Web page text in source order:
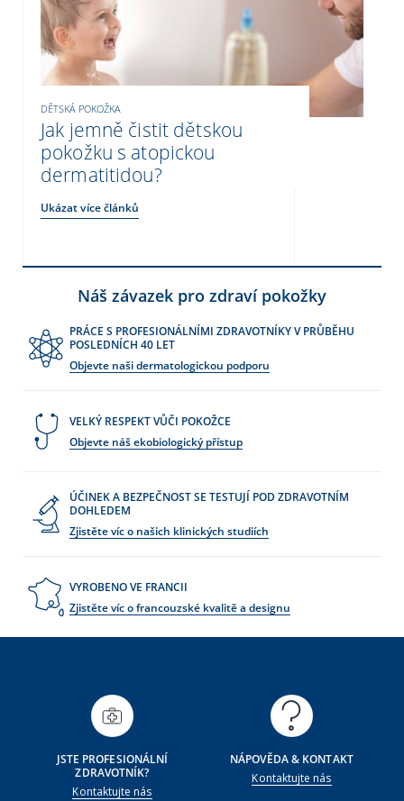
DĚTSKÁ POKOŽKA
Jak jemně čistit dětskou
pokožku s atopickou
dermatitidou?
Ukázat více článků
Náš závazek pro zdraví pokožky
PRÁCE S PROFESIONÁLNÍMI ZDRAVOTNÍKY V PRŮBĚHU
POSLEDNÍCH 40 LET
Objevte naši dermatologickou podporu
VELKÝ RESPEKT VŮČI POKOŽCE
Objevte náš ekobiologický přístup
ÚČINEK A BEZPEČNOST SE TESTUJÍ POD ZDRAVOTNÍM
DOHLEDEM
Zjistěte víc o našich klinických studiích
VYROBENO VE FRANCII
Zjistěte víc o francouzské kvalitě a designu
JSTE PROFESIONÁLNÍ
ZDRAVOTNÍK?
Kontaktujte nás
NÁPOVĚDA & KONTAKT
Kontaktujte nás